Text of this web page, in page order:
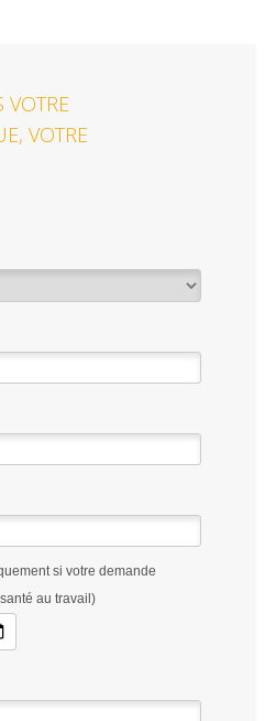
VOTRE
VOTRE
si votre demande
au travail)